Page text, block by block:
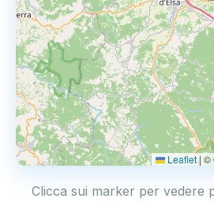
Leaflet | ©
Clicca sui marker per vedere